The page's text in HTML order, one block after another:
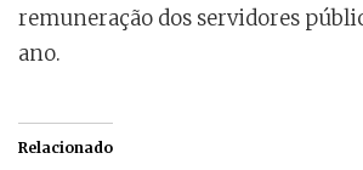
remuneração dos servidores
ano.
Relacionado